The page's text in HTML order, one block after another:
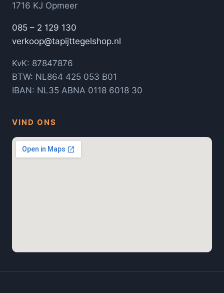
1716 KJ Opmeer
085 – 2 129 130
verkoop@tapijttegelshop.nl
KvK: 87847876
BTW: NL864 425 053 B01
IBAN: NL35 ABNA 0118 6018 30
VIND ONS